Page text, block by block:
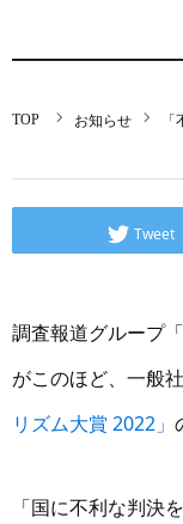
お知らせ
Tweet
調査報道グループ
がこのほど、一般
リズム大賞 2022」
「国に不利な判決